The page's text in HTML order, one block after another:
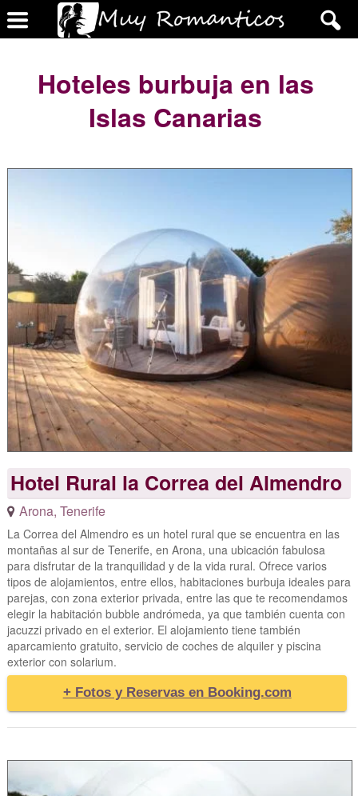
Hoteles burbuja en las
Islas Canarias
Hotel Rural la Correa del Almendro
Arona, Tenerife
La Correa del Almendro es un hotel rural que se encuentra en las
montañas al sur de Tenerife, en Arona, una ubicación fabulosa
para disfrutar de la tranquilidad y de la vida rural. Ofrece varios
tipos de alojamientos, entre ellos, habitaciones burbuja ideales para
parejas, con zona exterior privada, entre las que te recomendamos
elegir la habitación bubble andrómeda, ya que también cuenta con
jacuzzi privado en el exterior. El alojamiento tiene también
aparcamiento gratuito, servicio de coches de alquiler y piscina
exterior con solarium.
+ Fotos y Reservas en Booking.com